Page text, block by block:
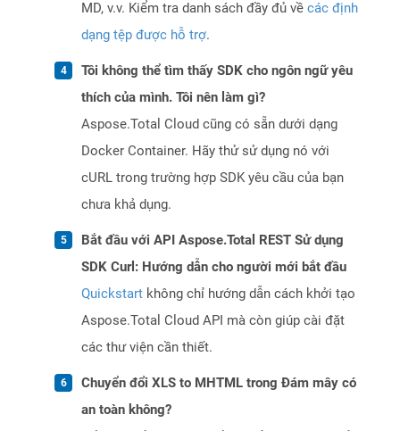
MD, v.v. Kiểm tra danh sách đầy đủ về các định
dạng tệp được hỗ trợ.
Tôi không thể tìm thấy SDK cho ngôn ngữ yêu
thích của mình. Tôi nên làm gì?
Aspose.Total Cloud cũng có sẵn dưới dạng
Docker Container. Hãy thử sử dụng nó với
cURL trong trường hợp SDK yêu cầu của bạn
chưa khả dụng.
Bắt đầu với API Aspose.Total REST Sử dụng
SDK Curl: Hướng dẫn cho người mới bắt đầu
Quickstart không chỉ hướng dẫn cách khởi tạo
Aspose.Total Cloud API mà còn giúp cài đặt
các thư viện cần thiết.
Chuyển đổi XLS to MHTML trong Đám mây có
an toàn không?